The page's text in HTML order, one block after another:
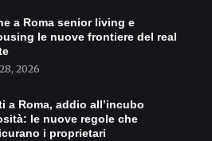
a Roma senior living e
le nuove frontiere del real
2026
a Roma, addio all’incubo
le nuove regole che
i proprietari